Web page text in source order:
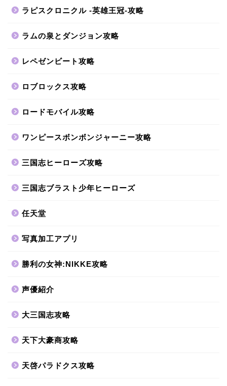
ラピスクロニクル -英雄王冠-攻略
ラムの泉とダンジョン攻略
レペゼンビート攻略
ロブロックス攻略
ロードモバイル攻略
ワンピースボンボンジャーニー攻略
三国志ヒーローズ攻略
三国志ブラスト少年ヒーローズ
任天堂
写真加工アプリ
勝利の女神:NIKKE攻略
声優紹介
大三国志攻略
天下大豪商攻略
天啓パラドクス攻略